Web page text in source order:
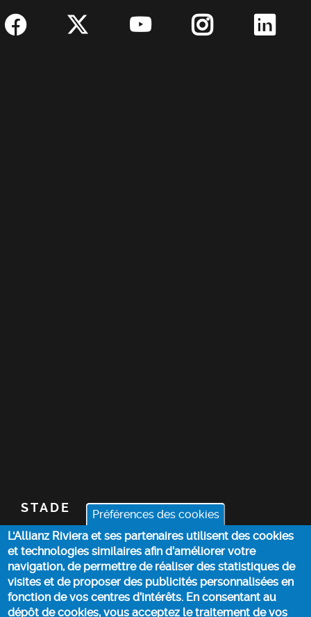
Préférences des cookies
L'Allianz Riviera et ses partenaires utilisent des cookies
et technologies similaires afin d’améliorer votre
navigation, de permettre de réaliser des statistiques de
visites et de proposer des publicités personnalisées en
fonction de vos centres d’intérêts. En consentant au
dépôt de cookies, vous acceptez le traitement de vos
STADE
BILLETTERIE
ACTUALITÉS